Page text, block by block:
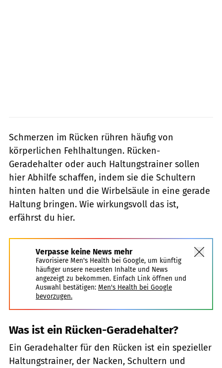
Schmerzen im Rücken rühren häufig von
körperlichen Fehlhaltungen. Rücken-
Geradehalter oder auch Haltungstrainer sollen
hier Abhilfe schaffen, indem sie die Schultern
hinten halten und die Wirbelsäule in eine gerade
Haltung bringen. Wie wirkungsvoll das ist,
erfährst du hier.
Verpasse keine News mehr
Favorisiere Men's Health bei Google, um künftig
häufiger unsere neuesten Inhalte und News
angezeigt zu bekommen. Einfach Link öffnen und
Auswahl bestätigen: Men's Health bei Google
bevorzugen.
Was ist ein Rücken-Geradehalter?
Ein Geradehalter für den Rücken ist ein spezieller
Haltungstrainer, der Nacken, Schultern und